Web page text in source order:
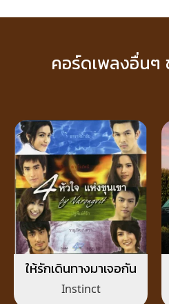
คอร์ดเพลงอื่นๆ
ให้รักเดินทางมาเจอกัน
Instinct